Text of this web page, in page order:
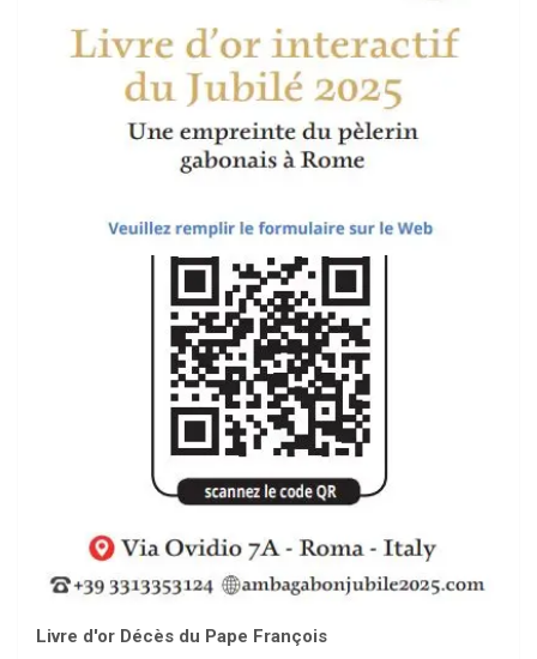
Livre d'or Décès du Pape François